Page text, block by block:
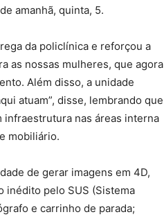
amanhã, quinta, 5.
da policlínica e reforçou a
as nossas mulheres, que agora
Além disso, a unidade
atuam”, disse, lembrando que
infraestrutura nas áreas interna
mobiliário.
de gerar imagens em 4D,
inédito pelo SUS (Sistema
e carrinho de parada;